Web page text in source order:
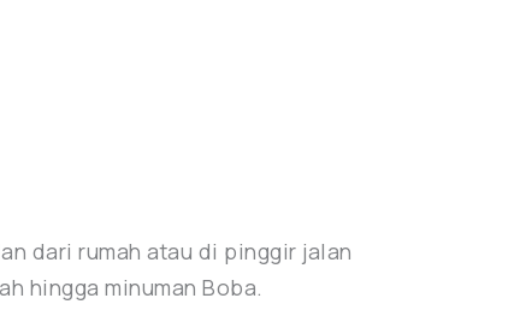
dari rumah atau di pinggir jalan
hingga minuman Boba.